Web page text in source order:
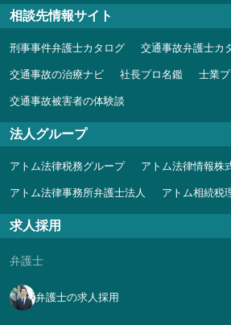
相談先情報サイト
刑事事件弁護士カタログ 交通事故弁護士カ
交通事故の治療ナビ 社長プロ名鑑 士業
交通事故被害者の体験談
法人グループ
アトム法律税務グループ アトム法律情報株
アトム法律事務所弁護士法人 アトム相続税
求人採用
弁護士
弁護士の求人採用